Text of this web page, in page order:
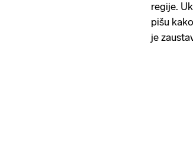
regije.
pišu
je